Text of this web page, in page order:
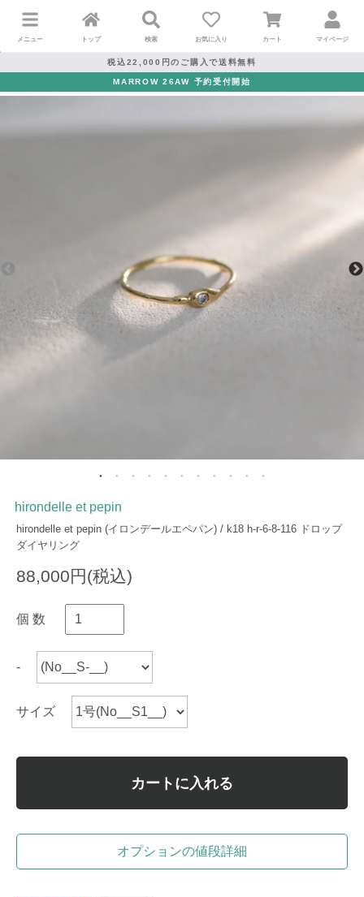
メニュー トップ 検索 お気に入り カート マイページ
税込22,000円のご購入で送料無料
MARROW 26AW 予約受付開始
hirondelle et pepin
hirondelle et pepin (イロンデールエペパン) / k18 h-r-6-8-116 ドロップ
ダイヤリング
88,000円(税込)
個 数
-
サイズ
カートに入れる
オプションの値段詳細